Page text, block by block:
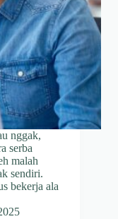
nggak,
serba
malah
sendiri.
bekerja ala